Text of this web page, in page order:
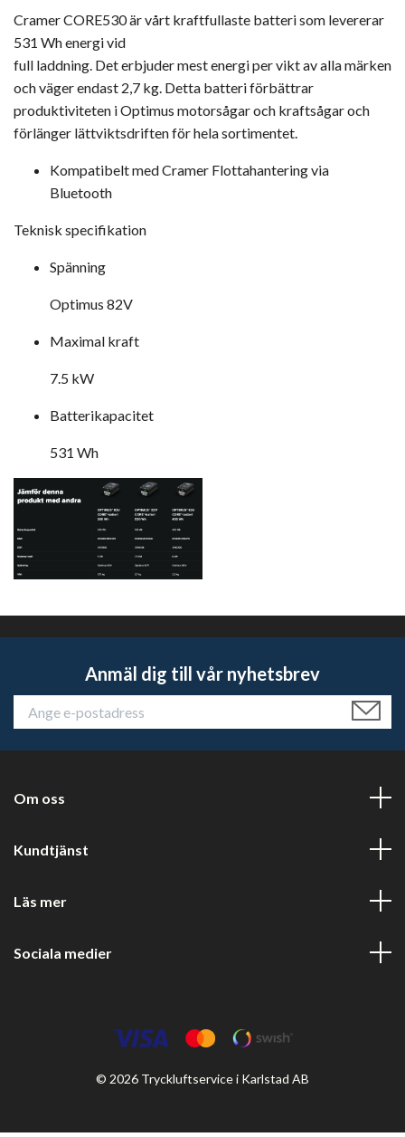
Cramer CORE530 är vårt kraftfullaste batteri som levererar
531 Wh energi vid
full laddning. Det erbjuder mest energi per vikt av alla märken
och väger endast 2,7 kg. Detta batteri förbättrar
produktiviteten i Optimus motorsågar och kraftsågar och
förlänger lättviktsdriften för hela sortimentet.
Kompatibelt med Cramer Flottahantering via
Bluetooth
Teknisk specifikation
Spänning
Optimus 82V
Maximal kraft
7.5 kW
Batterikapacitet
531 Wh
Anmäl dig till vår nyhetsbrev
Om oss
Kundtjänst
Läs mer
Sociala medier
© 2026 Tryckluftservice i Karlstad AB